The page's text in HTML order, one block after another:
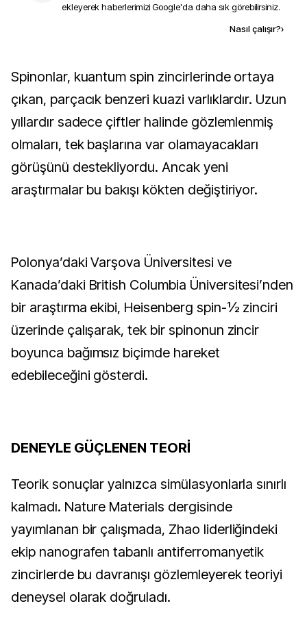
ekleyerek haberlerimizi Google'da daha sık görebilirsiniz.
Nasıl çalışır?›
Spinonlar, kuantum spin zincirlerinde ortaya
çıkan, parçacık benzeri kuazi varlıklardır. Uzun
yıllardır sadece çiftler halinde gözlemlenmiş
olmaları, tek başlarına var olamayacakları
görüşünü destekliyordu. Ancak yeni
araştırmalar bu bakışı kökten değiştiriyor.
Polonya’daki Varşova Üniversitesi ve
Kanada’daki British Columbia Üniversitesi’nden
bir araştırma ekibi, Heisenberg spin-½ zinciri
üzerinde çalışarak, tek bir spinonun zincir
boyunca bağımsız biçimde hareket
edebileceğini gösterdi.
DENEYLE GÜÇLENEN TEORİ
Teorik sonuçlar yalnızca simülasyonlarla sınırlı
kalmadı. Nature Materials dergisinde
yayımlanan bir çalışmada, Zhao liderliğindeki
ekip nanografen tabanlı antiferromanyetik
zincirlerde bu davranışı gözlemleyerek teoriyi
deneysel olarak doğruladı.